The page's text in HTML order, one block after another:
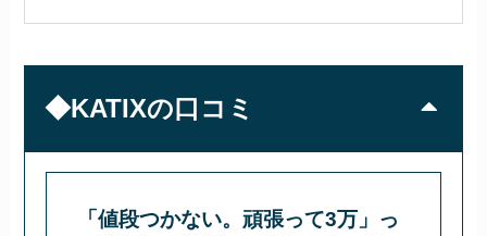
◆KATIXの口コミ
「値段つかない。頑張って3万」っ